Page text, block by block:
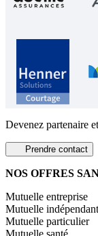
Devenez partenaire
Prendre contact
NOS OFFRES
Mutuelle entreprise
Mutuelle indépendant
Mutuelle particulier
Mutuelle santé